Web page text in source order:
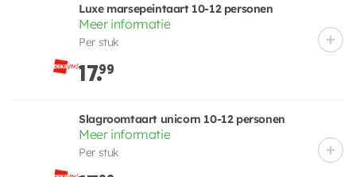
Luxe marsepeintaart 10-12 personen
Meer informatie
Per stuk
17.99
Slagroomtaart unicorn 10-12 personen
Meer informatie
Per stuk